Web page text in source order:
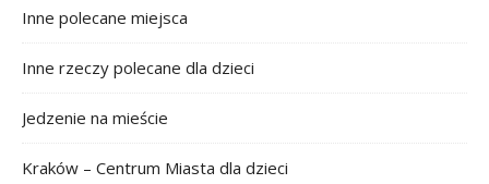
Inne polecane miejsca
Inne rzeczy polecane dla dzieci
Jedzenie na mieście
Kraków – Centrum Miasta dla dzieci